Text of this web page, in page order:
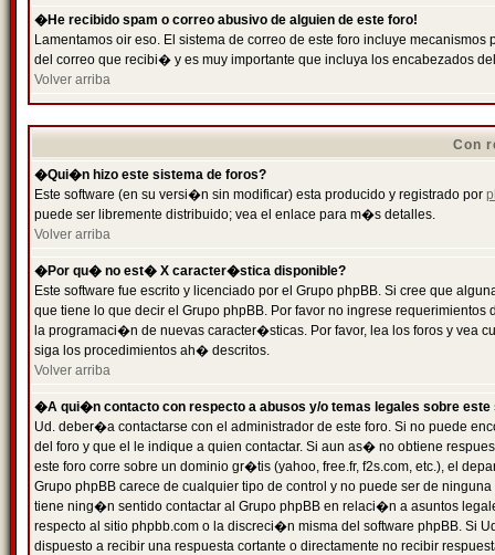
�He recibido spam o correo abusivo de alguien de este foro!
Lamentamos oir eso. El sistema de correo de este foro incluye
del correo que recibi� y es muy importante que incluya los encabezados
Volver arriba
Con
�Qui�n hizo este sistema de foros?
Este software (en su versi�n sin modificar) esta producido y registrado por
puede ser libremente distribuido; vea el enlace para m�s detalles.
Volver arriba
�Por qu� no est� X caracter�stica disponible?
Este software fue escrito y licenciado por el Grupo phpBB. Si cree que
que tiene lo que decir el Grupo phpBB. Por favor no ingrese
la programaci�n de nuevas caracter�sticas. Por favor, lea los foros y vea
siga los procedimientos ah� descritos.
Volver arriba
�A qui�n contacto con respecto a abusos y/o temas legales sobre este
Ud. deber�a contactarse con el administrador de este foro. Si no puede
del foro y que el le indique a quien contactar. Si aun as� no obtiene
este foro corre sobre un dominio gr�tis (yahoo, free.fr, f2s.com, etc.), el
Grupo phpBB carece de cualquier tipo de control y no puede ser de
tiene ning�n sentido contactar al Grupo phpBB en relaci�n a asuntos
respecto al sitio phpbb.com o la discreci�n misma del software phpBB. Si
dispuesto a recibir una respuesta cortante o directamente no recibir